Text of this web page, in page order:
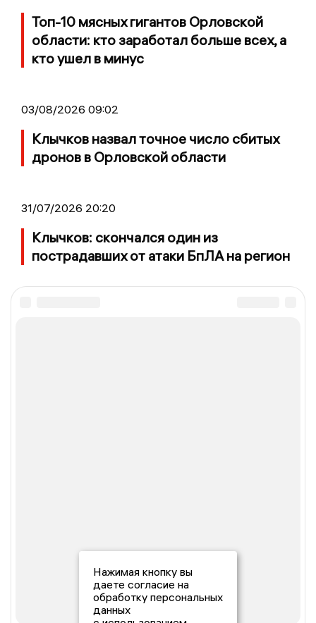
Топ-10 мясных гигантов Орловской
области: кто заработал больше всех, а
кто ушел в минус
03/08/2026 09:02
Клычков назвал точное число сбитых
дронов в Орловской области
31/07/2026 20:20
Клычков: скончался один из
пострадавших от атаки БпЛА на регион
Нажимая кнопку вы
даете согласие на
обработку персональных
данных